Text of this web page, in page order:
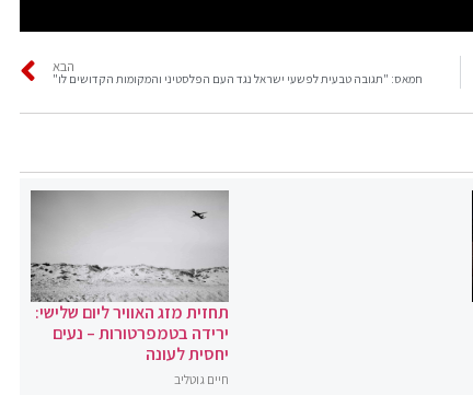
הבא
חמאס: "תגובה טבעית לפשעי ישראל נגד העם הפלסטיני והמקומות הקדושים לו"
תחזית מזג האוויר ליום שלישי:
ירידה בטמפרטורות – נעים
יחסית לעונה
חיים גוטליב